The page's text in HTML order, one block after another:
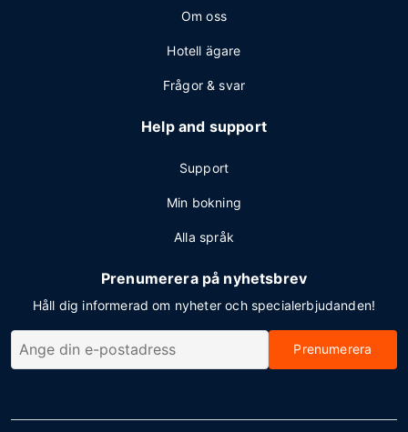
Om oss
Hotell ägare
Frågor & svar
Help and support
Support
Min bokning
Alla språk
Prenumerera på nyhetsbrev
Håll dig informerad om nyheter och specialerbjudanden!
Prenumerera